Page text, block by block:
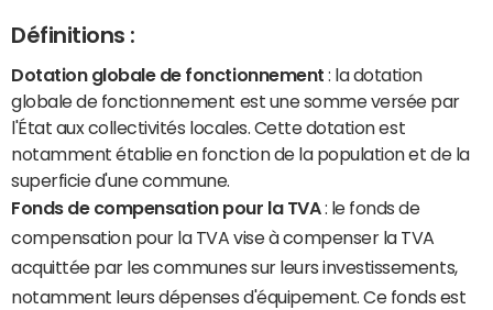
Définitions :
Dotation globale de fonctionnement : la dotation
globale de fonctionnement est une somme versée par
l'État aux collectivités locales. Cette dotation est
notamment établie en fonction de la population et de la
superficie d'une commune.
Fonds de compensation pour la TVA: le fonds de
compensation pour la TVA vise à compenser la TVA
acquittée par les communes sur leurs investissements,
notamment leurs dépenses d'équipement. Ce fonds est